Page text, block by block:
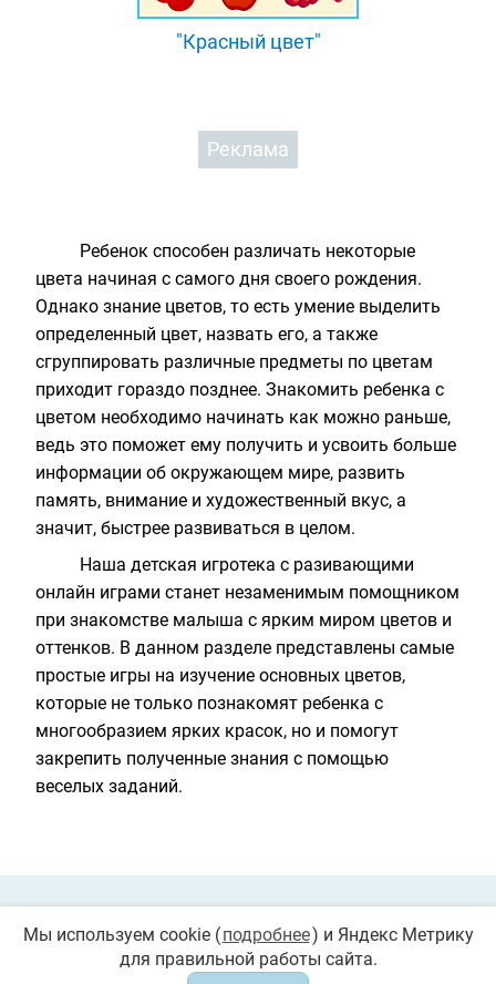
"Красный цвет"
Реклама
Ребенок способен различать некоторые
цвета начиная с самого дня своего рождения.
Однако знание цветов, то есть умение выделить
определенный цвет, назвать его, а также
сгруппировать различные предметы по цветам
приходит гораздо позднее. Знакомить ребенка с
цветом необходимо начинать как можно раньше,
ведь это поможет ему получить и усвоить больше
информации об окружающем мире, развить
память, внимание и художественный вкус, а
значит, быстрее развиваться в целом.
Наша детская игротека с разивающими
онлайн играми станет незаменимым помощником
при знакомстве малыша с ярким миром цветов и
оттенков. В данном разделе представлены самые
простые игры на изучение основных цветов,
которые не только познакомят ребенка с
многообразием ярких красок, но и помогут
закрепить полученные знания с помощью
веселых заданий.
© 2026 «Играемся». Все права защищены. Любое
Мы используем cookie (подробнее) и Яндекс Метрику
для правильной работы сайта.